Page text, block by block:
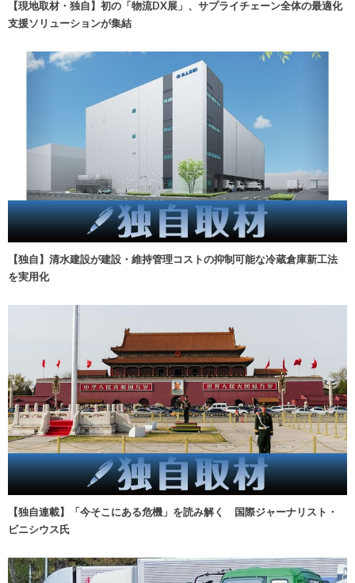
【現地取材・独自】初の「物流DX展」、サプライチェーン全体の最適化
支援ソリューションが集結
【独自】清水建設が建設・維持管理コストの抑制可能な冷蔵倉庫新工法
を実用化
【独自連載】「今そこにある危機」を読み解く 国際ジャーナリスト・
ビニシウス氏